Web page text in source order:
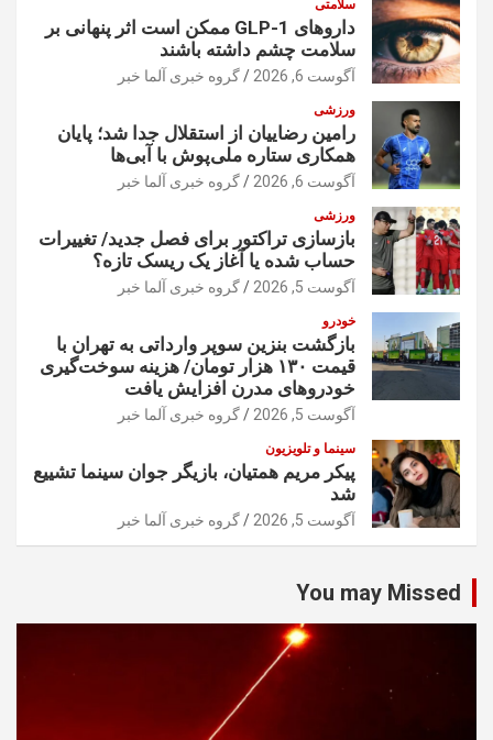
سلامتی
داروهای GLP-1 ممکن است اثر پنهانی بر
سلامت چشم داشته باشند
آگوست 6, 2026 گروه خبری آلما خبر
ورزشی
رامین رضاییان از استقلال جدا شد؛ پایان
همکاری ستاره ملی‌پوش با آبی‌ها
آگوست 6, 2026 گروه خبری آلما خبر
ورزشی
بازسازی تراکتور برای فصل جدید/ تغییرات
حساب شده یا آغاز یک ریسک تازه؟
آگوست 5, 2026 گروه خبری آلما خبر
خودرو
بازگشت بنزین سوپر وارداتی به تهران با
قیمت ۱۳۰ هزار تومان/ هزینه سوخت‌گیری
خودرو‌های مدرن افزایش یافت
آگوست 5, 2026 گروه خبری آلما خبر
سینما و تلویزیون
پیکر مریم همتیان، بازیگر جوان سینما تشییع
شد
آگوست 5, 2026 گروه خبری آلما خبر
You may Missed